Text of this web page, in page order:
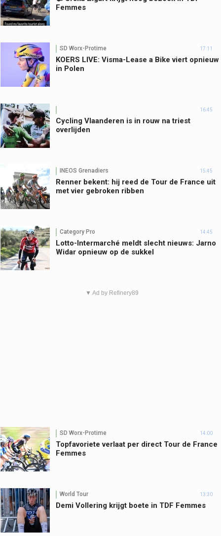
Femmes
SD Worx-Protime 17:11
KOERS LIVE: Visma-Lease a Bike viert opnieuw
in Polen
16:45
Cycling Vlaanderen is in rouw na triest
overlijden
INEOS Grenadiers 15:45
Renner bekent: hij reed de Tour de France uit
met vier gebroken ribben
Category Pro 14:45
Lotto-Intermarché meldt slecht nieuws: Jarno
Widar opnieuw op de sukkel
▼ Ad by Refinery89
SD Worx-Protime 14:00
Topfavoriete verlaat per direct Tour de France
Femmes
World Tour 13:30
Demi Vollering krijgt boete in TDF Femmes